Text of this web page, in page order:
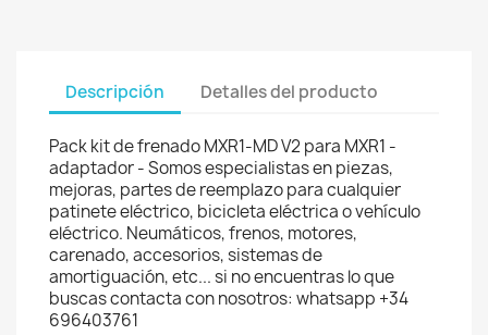
Descripción Detalles del producto
Pack kit de frenado MXR1-MD V2 para MXR1 -
adaptador - Somos especialistas en piezas,
mejoras, partes de reemplazo para cualquier
patinete eléctrico, bicicleta eléctrica o vehículo
eléctrico. Neumáticos, frenos, motores,
carenado, accesorios, sistemas de
amortiguación, etc... si no encuentras lo que
buscas contacta con nosotros: whatsapp +34
696403761